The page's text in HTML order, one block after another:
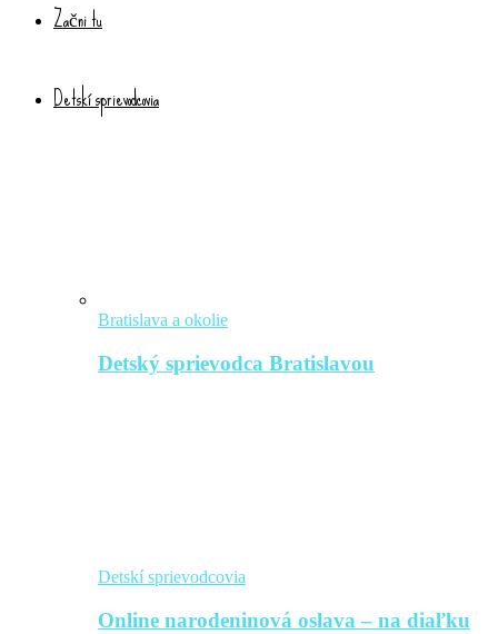
Začni tu
Detskí sprievodcovia
Bratislava a okolie
Detský sprievodca Bratislavou
Detskí sprievodcovia
Online narodeninová oslava – na diaľku